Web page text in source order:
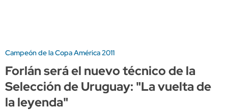
Campeón de la Copa América 2011
Forlán será el nuevo técnico de la
Selección de Uruguay: "La vuelta de
la leyenda"